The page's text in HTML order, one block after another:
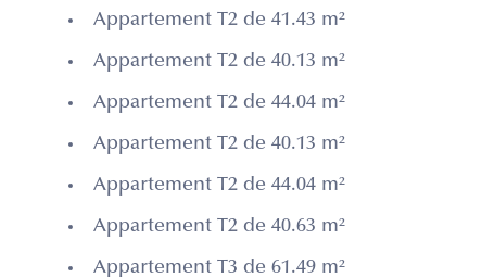
Appartement T2 de 41.43 m²
Appartement T2 de 40.13 m²
Appartement T2 de 44.04 m²
Appartement T2 de 40.13 m²
Appartement T2 de 44.04 m²
Appartement T2 de 40.63 m²
Appartement T3 de 61.49 m²